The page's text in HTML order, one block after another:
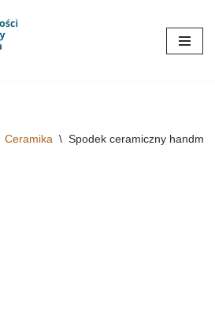
Ceramika \ Spodek ceramiczny